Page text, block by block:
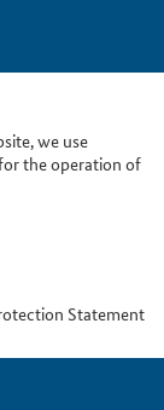
we use
the operation of
Statement